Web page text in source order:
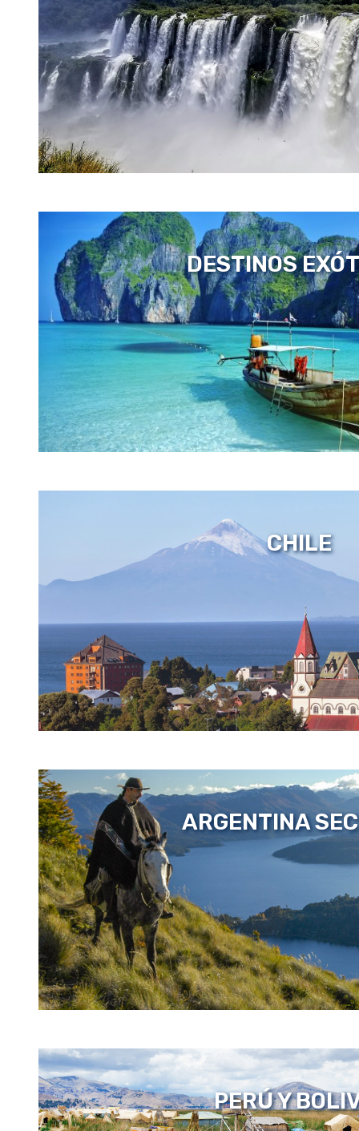
DESTINOS
CHILE
ARGENTINA
PERÚ Y